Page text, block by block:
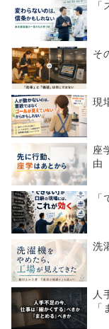
そ
現
座
由
洗
人
「